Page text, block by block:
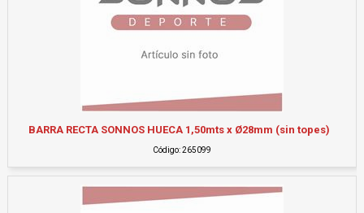
BARRA RECTA SONNOS HUECA 1,50mts x Ø28mm (sin topes)
Código: 265099